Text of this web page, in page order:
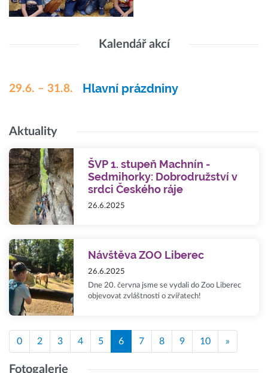
Kalendář akcí
29.6. – 31.8. Hlavní prázdniny
Aktuality
ŠVP 1. stupeň Machnín -
Sedmihorky: Dobrodružství v
srdci Českého ráje
26.6.2025
Návštěva ZOO Liberec
26.6.2025
Dne 20. června jsme se vydali do Zoo Liberec
objevovat zvláštnosti o zvířatech!
0 2 3 4 5 6 7 8 9 10 »
Fotogalerie